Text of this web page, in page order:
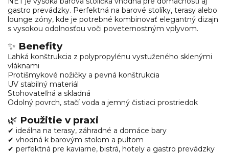
gastro prevádzky. Perfektná na barové stolíky, terasy alebo
lounge zóny, kde je potrebné kombinovať elegantný dizajn
s vysokou odolnosťou voči poveternostným vplyvom.
✨ Benefity
Ľahká konštrukcia z polypropylénu vystuženého sklenými
vláknami
Protišmykové nožičky a pevná konštrukcia
UV stabilný materiál
Stohovateľná a skladná
Odolný povrch, stačí voda a jemný čistiaci prostriedok
🌿 Použitie v praxi
✔ ideálna na terasy, záhradné a domáce bary
✔ vhodná k barovým stolom a pultom
✔ perfektná pre kaviarne, bistrá, hotely a gastro prevádzky